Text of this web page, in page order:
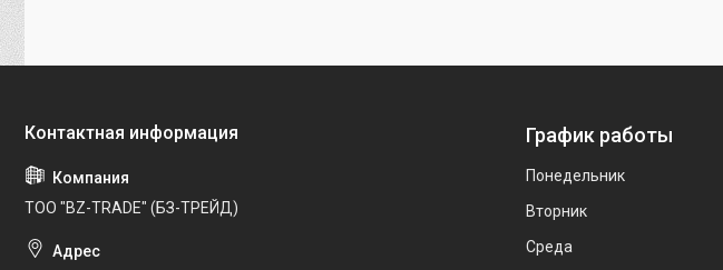
ТОО "BZ-TRADE" (БЗ-ТРЕЙД)
График работы
Понедельник
Вторник
Среда